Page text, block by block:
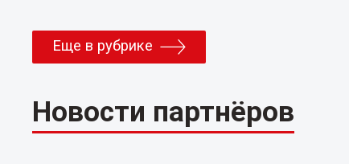
Еще в рубрике
Новости партнёров